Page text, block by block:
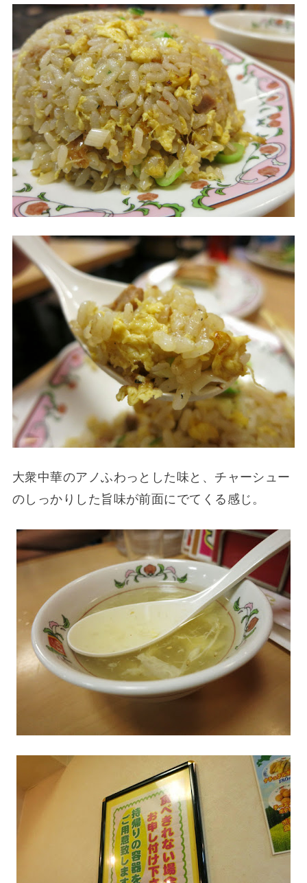
大衆中華のアノふわっとした味と、チャーシュー
のしっかりした旨味が前面にでてくる感じ。